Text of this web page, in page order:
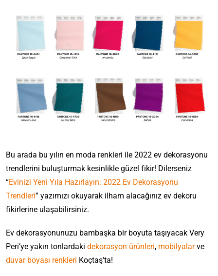
Bu arada bu yılın en moda renkleri ile 2022 ev dekorasyonu
trendlerini buluşturmak kesinlikle güzel fikir! Dilerseniz
“Evinizi Yeni Yıla Hazırlayın: 2022 Ev Dekorasyonu
Trendleri” yazımızı okuyarak ilham alacağınız ev dekoru
fikirlerine ulaşabilirsiniz.
Ev dekorasyonunuzu bambaşka bir boyuta taşıyacak Very
Peri’ye yakın tonlardaki dekorasyon ürünleri, mobilyalarve
duvar boyası renkleri Koçtaş’ta!